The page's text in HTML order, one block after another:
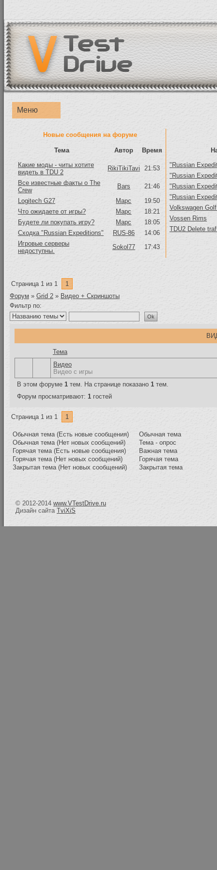
Меню
Новые сообщения на форуме
Тема Автор
Время
Какие моды - читы хотите
видеть в TDU 2
RikiTikiTavi
21:53
Все известные факты о The
Crew
Bars
21:46
Logitech G27
Mapc
19:50
Что ожидаете от игры?
Mapc
18:21
Будете ли покупать игру?
Mapc
18:05
Сходка "Russian Expeditions"
RUS-86
14:06
Игровые серверы
недоступны.
Sokol77 17:43
"Russian
"Russian
"Russian
"Russian
Volkswagen
Vossen Rims
TDU2 Delete
Страница 1 из 1
1
Форум » Grid 2 » Видео + Скриншоты
Фильтр по:
Тема
Видео
Видео с игры
В этом форуме 1 тем. На странице показано 1 тем.
Форум просматривают: 1 гостей
Страница 1 из 1 1
Обычная тема (Есть новые сообщения)
Обычная тема
Обычная тема (Нет новых сообщений)
Тема - опрос
Горячая тема (Есть новые сообщения)
Важная тема
Горячая тема (Нет новых сообщений)
Горячая тема
Закрытая тема (Нет новых сообщений)
Закрытая тема
© 2012-2014 www.VTestDrive.ru
Дизайн сайта TviXiS